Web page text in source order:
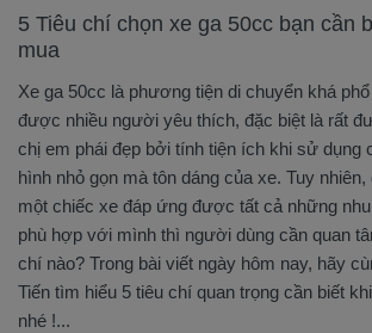
5 Tiêu chí chọn xe ga 50cc bạn cần
mua
Xe ga 50cc là phương tiện di chuyển khá
được nhiều người yêu thích, đặc biệt là rất
chị em phái đẹp bởi tính tiện ích khi sử dụng
hình nhỏ gọn mà tôn dáng của xe. Tuy
một chiếc xe đáp ứng được tất cả những
phù hợp với mình thì người dùng cần quan
chí nào? Trong bài viết ngày hôm nay, hãy
Tiến tìm hiểu 5 tiêu chí quan trọng cần biết
nhé !...